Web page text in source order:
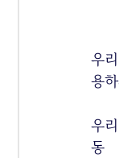
우
용
우
동